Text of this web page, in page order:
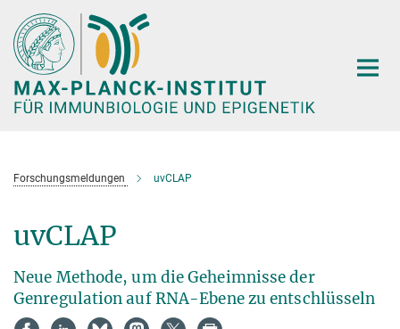
Hauptinhalt
Forschungsmeldungen uvCLAP
uvCLAP
Neue Methode, um die Geheimnisse der
Genregulation auf RNA-Ebene zu entschlüsseln